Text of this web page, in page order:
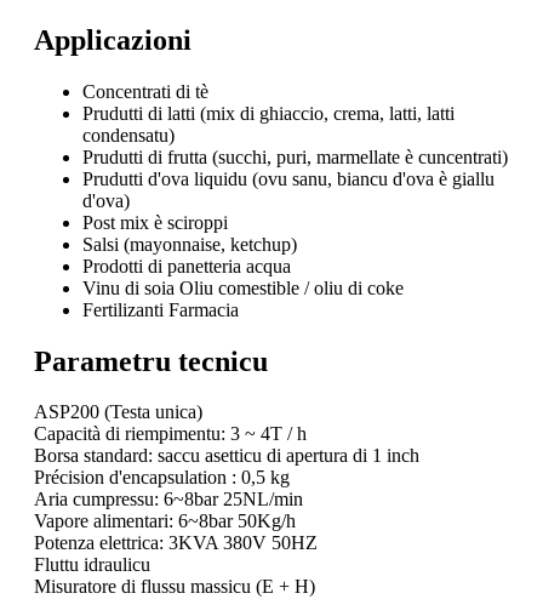
Applicazioni
Concentrati di tè
Prudutti di latti (mix di ghiaccio, crema, latti, latti
condensatu)
Prudutti di frutta (succhi, puri, marmellate è cuncentrati)
Prudutti d'ova liquidu (ovu sanu, biancu d'ova è giallu
d'ova)
Post mix è sciroppi
Salsi (mayonnaise, ketchup)
Prodotti di panetteria acqua
Vinu di soia Oliu comestible / oliu di coke
Fertilizanti Farmacia
Parametru tecnicu
ASP200 (Testa unica)
Capacità di riempimentu: 3 ~ 4T / h
Borsa standard: saccu asetticu di apertura di 1 inch
Précision d'encapsulation : 0,5 kg
Aria cumpressu: 6~8bar 25NL/min
Vapore alimentari: 6~8bar 50Kg/h
Potenza elettrica: 3KVA 380V 50HZ
Fluttu idraulicu
Misuratore di flussu massicu (E + H)